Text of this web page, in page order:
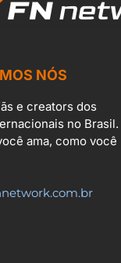
NÓS
e creators dos
no Brasil.
ama, como você